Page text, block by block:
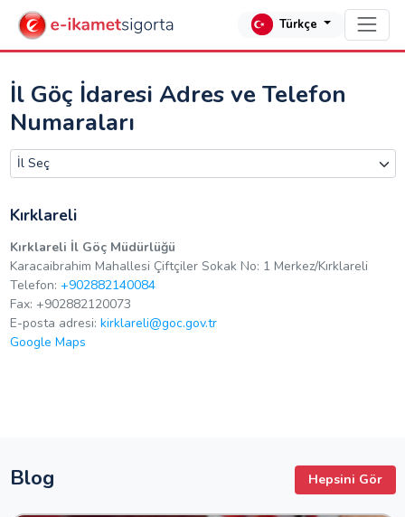
Türkçe
İl Göç İdaresi Adres ve Telefon
Numaraları
Kırklareli
Kırklareli İl Göç Müdürlüğü
Karacaibrahim Mahallesi Çiftçiler Sokak No: 1 Merkez/Kırklareli
Telefon: +902882140084
Fax: +902882120073
E-posta adresi: kirklareli@goc.gov.tr
Google Maps
Blog Hepsini Gör